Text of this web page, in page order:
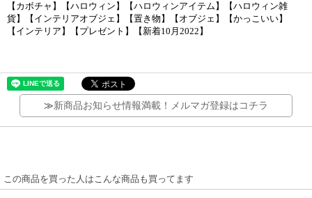
【カボチャ】【ハロウィン】【ハロウィンアイテム】【ハロウィン雑
貨】【インテリアオブジェ】【置き物】【オブジェ】【かっこいい】
【インテリア】【プレゼント】【新着10月2022】
≫新商品お知らせ情報満載！メルマガ登録はコチラ
この商品を買った人はこんな商品も買ってます